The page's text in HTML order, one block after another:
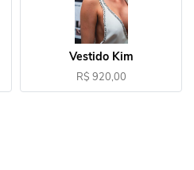
Vestido Kim
R$ 920,00